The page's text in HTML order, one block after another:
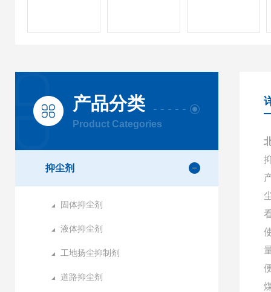
产品分类
Product Categories
抑尘剂
固体抑尘剂
液体抑尘剂
工地扬尘抑制剂
道路抑尘剂